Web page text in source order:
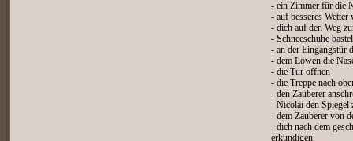
- ein Zimmer für die
- auf besseres Wetter
- dich auf den Weg
- Schneeschuhe
- an der Eingangstür
- dem Löwen die
- die Tür öffnen
- die Treppe nach
- den Zauberer
- Nicolai den Spiegel
- dem Zauberer von
- dich nach dem
erkundigen